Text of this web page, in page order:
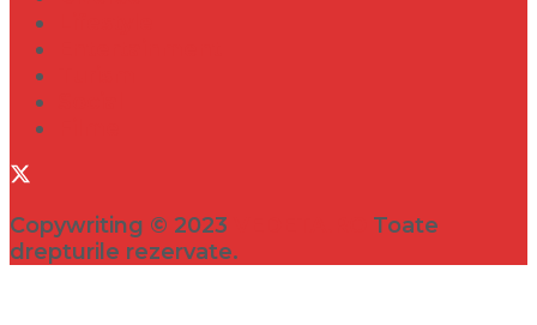
Copywriting © 2023
Toate
drepturile rezervate.